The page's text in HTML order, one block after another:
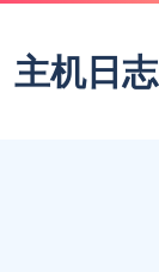
主机日志